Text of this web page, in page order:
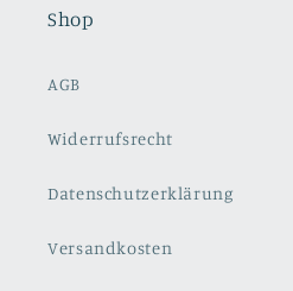
Shop
AGB
Widerrufsrecht
Datenschutzerklärung
Versandkosten